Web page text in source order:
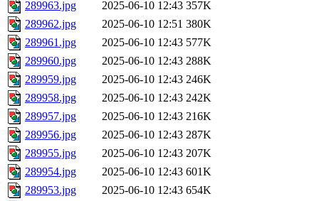
289963.jpg
2025-06-10 12:43 357K
289962.jpg
2025-06-10 12:51 380K
289961.jpg
2025-06-10 12:43 577K
289960.jpg
2025-06-10 12:43 288K
289959.jpg
2025-06-10 12:43 246K
289958.jpg
2025-06-10 12:43 242K
289957.jpg
2025-06-10 12:43 216K
289956.jpg
2025-06-10 12:43 287K
289955.jpg
2025-06-10 12:43 207K
289954.jpg
2025-06-10 12:43 601K
289953.jpg
2025-06-10 12:43 654K